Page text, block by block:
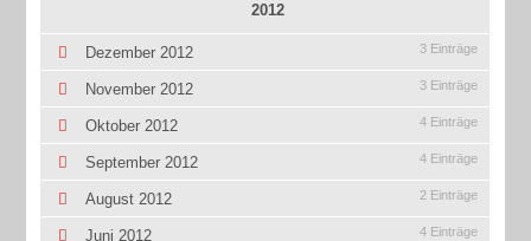
2012
Dezember 2012 3 Einträge
November 2012 3 Einträge
Oktober 2012 4 Einträge
September 2012 4 Einträge
August 2012 2 Einträge
Juni 2012 4 Einträge